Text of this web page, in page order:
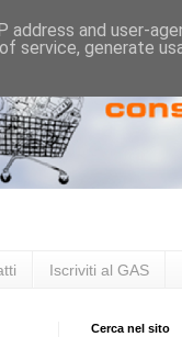
Iscriviti al GAS
Cerca nel sito
address and user-
service, generate